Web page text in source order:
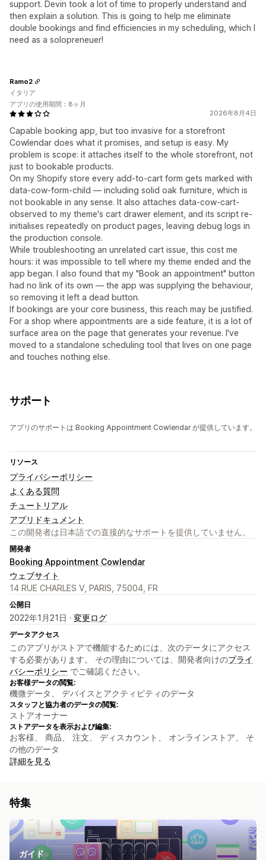
support. Devin took a lot of time to properly understand and
then explain a solution. This is going to help me eliminate
double bookings and find efficiencies in my scheduling, which I
need as a solopreneuer!
2026年8月4日
Capable booking app, but too invasive for a storefront
Cowlendar does what it promises, and setup is easy. My
problem is scope: it attaches itself to the whole storefront, not
just to bookable products.
On my Shopify store every add-to-cart form gets marked with
data-cow-form-child — including solid oak furniture, which is
not bookable in any sense. It also attaches data-cow-cart-
observed to my theme's cart drawer element, and its script re-
initialises repeatedly on product pages, leaving debug logs in
the production console.
While troubleshooting an unrelated cart issue, this cost me
hours: it was impossible to tell where my theme ended and the
app began. I also found that my "Book an appointment" button
had no link of its own — the app was supplying the behaviour,
so removing it left a dead button.
If bookings are your core business, this reach may be justified.
For a shop where appointments are a side feature, it is a lot of
surface area on the page that generates your revenue. I've
moved to a standalone scheduling tool that lives on one page
and touches nothing else.
Ramo2
イタリア
アプリの使用期間：8ヶ月
サポート
アプリのサポートは Booking Appointment Cowlendar が提供しています。
リソース
プライバシーポリシー
よくある質問
チュートリアル
アプリドキュメント
この開発者は日本語での直接的なサポートを提供していません。
開発者
Booking Appointment Cowlendar
ウェブサイト
14 RUE CHARLES V, PARIS, 75004, FR
公開日
2022年1月21日 · 変更ログ
データアクセス
このアプリがストアで機能するためには、次のデータにアクセス
する必要があります。 その理由については、開発者向けのプライ
バシーポリシー でご確認ください。
お客様データの閲覧:
機微データ、 デバイスとアクティビティのデータ
スタッフと協力者のデータの閲覧:
ストアオーナー
ストアデータを表示および編集:
お客様、 商品、 注文、 ディスカウント、 オンラインストア、 そ
の他のデータ
詳細を見る
特集
ガイド